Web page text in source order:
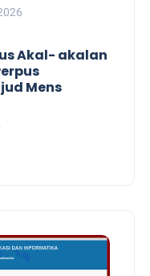
Akal- akalan
Mens